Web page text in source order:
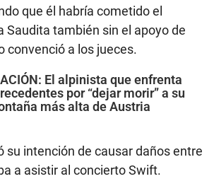
que él habría cometido el
Saudita también sin el apoyo de
convenció a los jueces.
El alpinista que enfrenta
por “dejar morir” a su
más alta de Austria
su intención de causar daños entre
a asistir al concierto Swift.